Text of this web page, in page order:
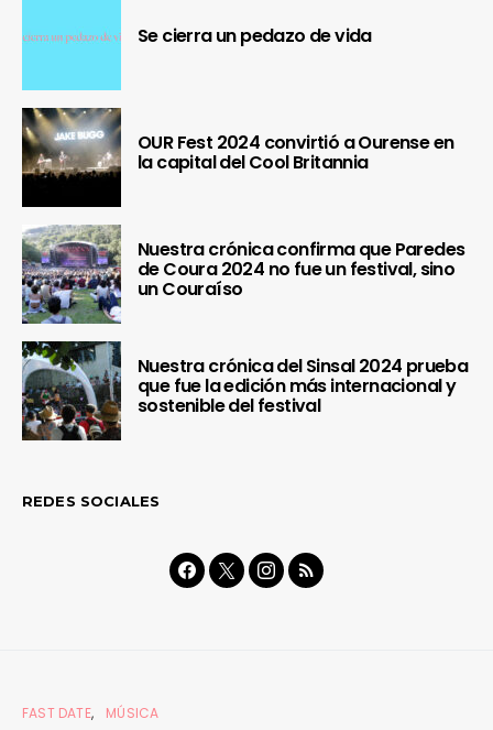
Se cierra un pedazo de vida
OUR Fest 2024 convirtió a Ourense en
la capital del Cool Britannia
Nuestra crónica confirma que Paredes
de Coura 2024 no fue un festival, sino
un Couraíso
Nuestra crónica del Sinsal 2024 prueba
que fue la edición más internacional y
sostenible del festival
REDES SOCIALES
FAST DATE MÚSICA